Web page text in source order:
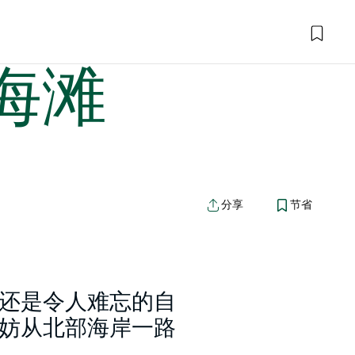
滩
分享 节省
是令人难忘的自
从北部海岸一路